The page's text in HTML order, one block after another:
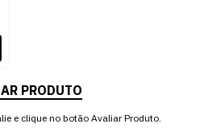
PRODUTO
e clique no botão Avaliar Produto.